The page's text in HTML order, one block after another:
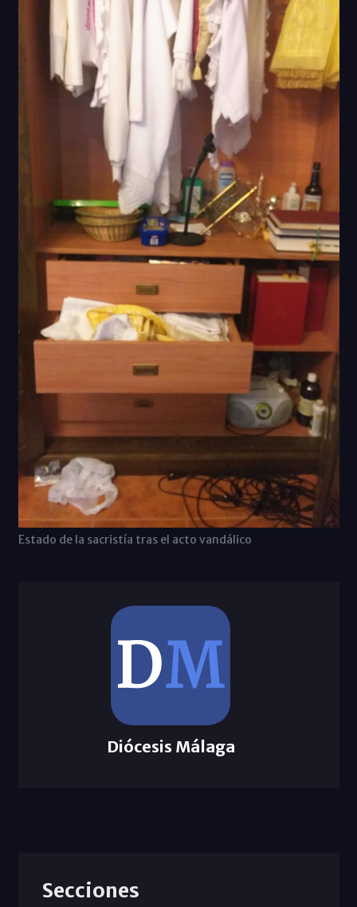
Estado de la sacristía tras el acto vandálico
Diócesis Málaga
Secciones